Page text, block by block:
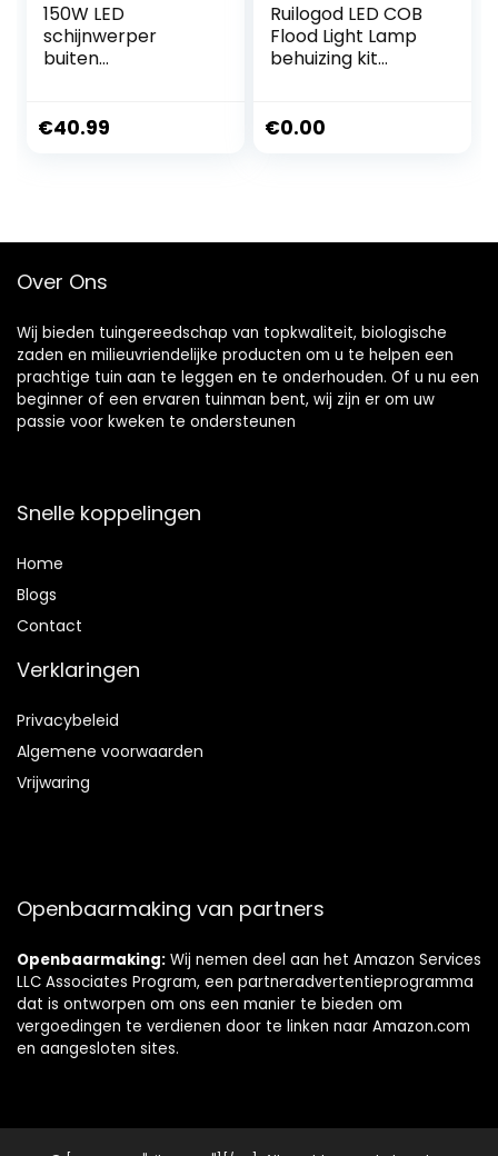
150W LED
schijnwerper
buiten
3200K Warm wit
Verlichting voor
Garage, Yard,
€40.99
Ruilogod LED COB
Flood Light Lamp
behuizing kit
Licht van de Vloed
€0.00
Over Ons
Wij bieden tuingereedschap van topkwaliteit, biologische
zaden en milieuvriendelijke producten om u te helpen een
prachtige tuin aan te leggen en te onderhouden. Of u nu een
beginner of een ervaren tuinman bent, wij zijn er om uw
passie voor kweken te ondersteunen
Snelle koppelingen
Home
Blogs
Contact
Verklaringen
Privacybeleid
Algemene voorwaarden
Vrijwaring
Openbaarmaking van partners
Openbaarmaking: Wij nemen deel aan het Amazon Services
LLC Associates Program, een partneradvertentieprogramma
dat is ontworpen om ons een manier te bieden om
vergoedingen te verdienen door te linken naar Amazon.com
en aangesloten sites.